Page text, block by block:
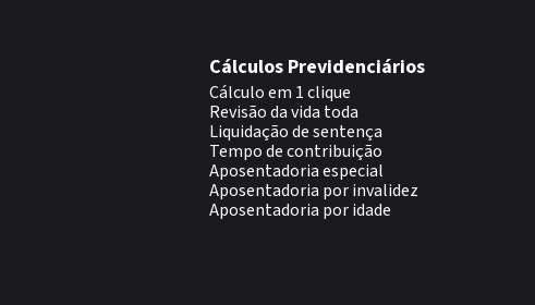
Cálculos Previdenciários
Cálculo em 1 clique
Revisão da vida toda
Liquidação de sentença
Tempo de contribuição
Aposentadoria especial
Aposentadoria por invalidez
Aposentadoria por idade